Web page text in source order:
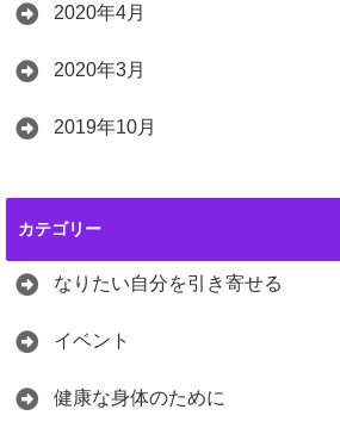
2020年4月
2020年3月
2019年10月
カテゴリー
なりたい自分を引き寄せる
イベント
健康な身体のために